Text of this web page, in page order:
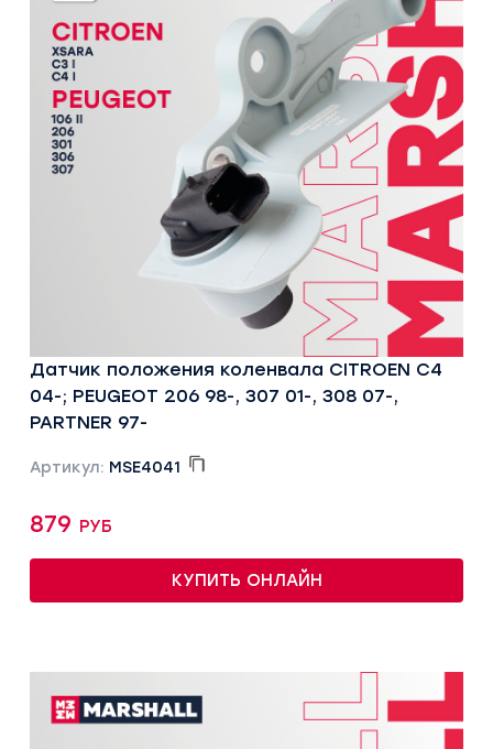
Датчик положения коленвала CITROEN C4
04-; PEUGEOT 206 98-, 307 01-, 308 07-,
PARTNER 97-
Артикул: MSE4041
879 руб
КУПИТЬ ОНЛАЙН